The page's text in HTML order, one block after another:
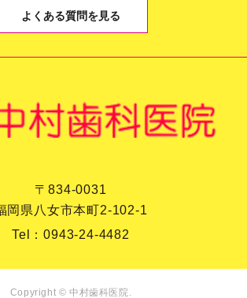
よくある質問を見る
〒834-0031
岡県八女市本町2-102-1
Tel：0943-24-4482
Copyright © 中村歯科医院.